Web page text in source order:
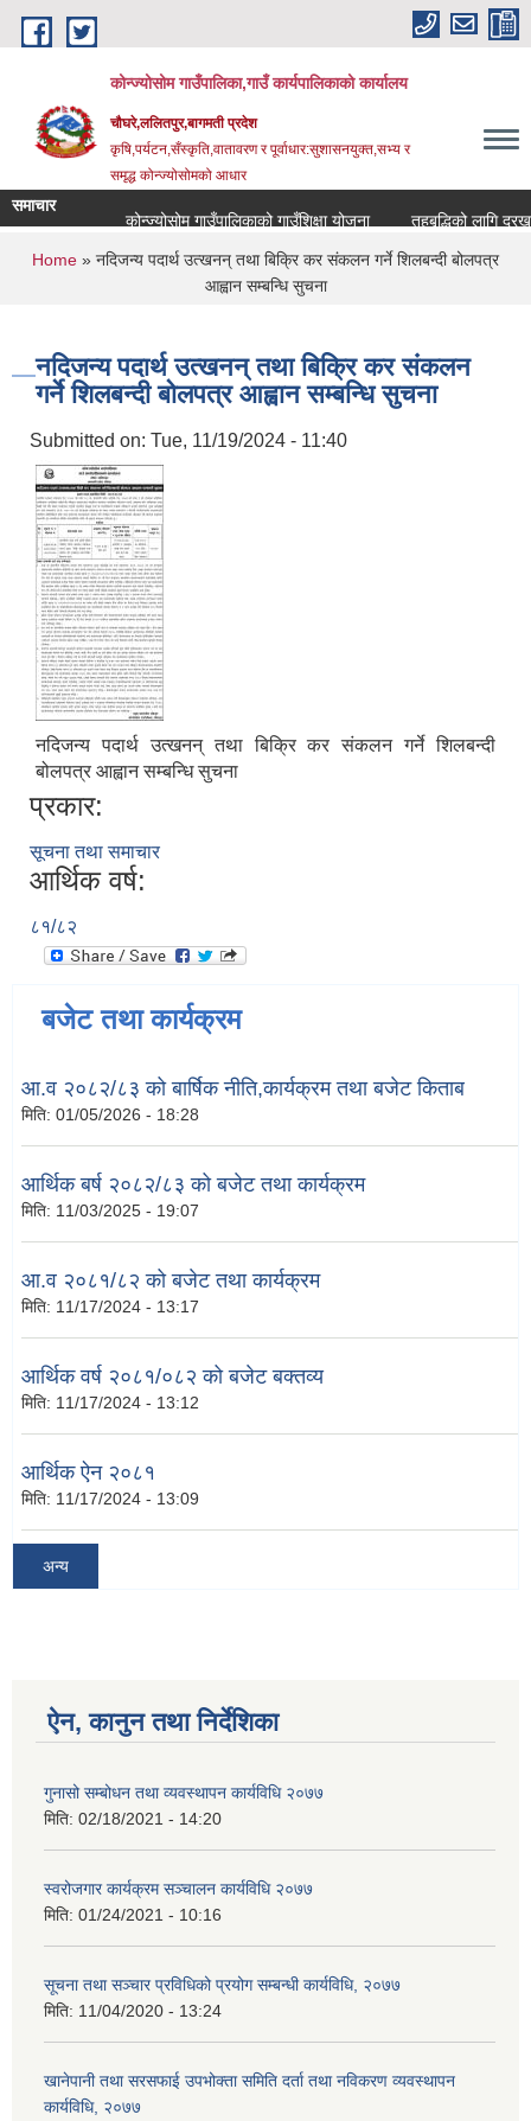
Skip to main content
कोन्ज्योसोम गाउँपालिका,गाउँ कार्यपालिकाको कार्यालय
चौघरे,ललितपुर,बागमती प्रदेश
कृषि,पर्यटन,सँस्कृति,वातावरण र पूर्वाधार:सुशासनयुक्त,सभ्य र
समृद्ध कोन्ज्योसोमको आधार
समाचार
कोन्ज्योसोम गाउँपालिकाको गाउँशिक्षा योजना
तहबृद्धिको लागि
You are here
Home » नदिजन्य पदार्थ उत्खनन् तथा बिक्रि कर संकलन गर्ने शिलबन्दी बोलपत्र
आह्वान सम्बन्धि सुचना
नदिजन्य पदार्थ उत्खनन् तथा बिक्रि कर संकलन
गर्ने शिलबन्दी बोलपत्र आह्वान सम्बन्धि सुचना
Submitted on: Tue, 11/19/2024 - 11:40
नदिजन्य पदार्थ उत्खनन् तथा बिक्रि कर संकलन गर्ने शिलबन्दी
बोलपत्र आह्वान सम्बन्धि सुचना
प्रकार:
सूचना तथा समाचार
आर्थिक वर्ष:
८१/८२
बजेट तथा कार्यक्रम
आ.व २०८२/८३ को बार्षिक नीति,कार्यक्रम तथा बजेट किताब
मिति: 01/05/2026 - 18:28
आर्थिक बर्ष २०८२/८३ को बजेट तथा कार्यक्रम
मिति: 11/03/2025 - 19:07
आ.व २०८१/८२ को बजेट तथा कार्यक्रम
मिति: 11/17/2024 - 13:17
आर्थिक वर्ष २०८१/०८२ को बजेट बक्तव्य
मिति: 11/17/2024 - 13:12
आर्थिक ऐन २०८१
मिति: 11/17/2024 - 13:09
अन्य
ऐन, कानुन तथा निर्देशिका
गुनासो सम्बोधन तथा व्यवस्थापन कार्यविधि २०७७
मिति: 02/18/2021 - 14:20
स्वरोजगार कार्यक्रम सञ्चालन कार्यविधि २०७७
मिति: 01/24/2021 - 10:16
सूचना तथा सञ्चार प्रविधिको प्रयोग सम्बन्धी कार्यविधि, २०७७
मिति: 11/04/2020 - 13:24
खानेपानी तथा सरसफाई उपभोक्ता समिति दर्ता तथा नविकरण व्यवस्थापन
कार्यविधि, २०७७